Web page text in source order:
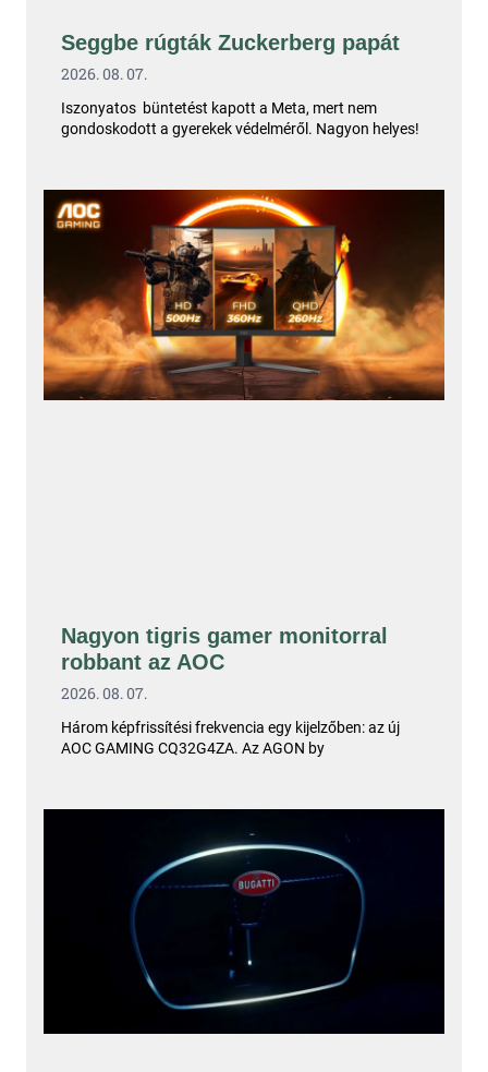
Seggbe rúgták Zuckerberg papát
2026. 08. 07.
Iszonyatos büntetést kapott a Meta, mert nem
gondoskodott a gyerekek védelméről. Nagyon helyes!
Nagyon tigris gamer monitorral
robbant az AOC
2026. 08. 07.
Három képfrissítési frekvencia egy kijelzőben: az új
AOC GAMING CQ32G4ZA. Az AGON by